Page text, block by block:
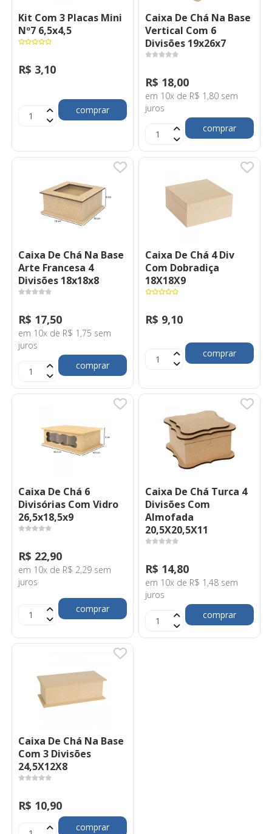
Kit Com 3 Placas Mini
Nº7 6,5x4,5
R$ 3,10
comprar
Caixa De Chá Na Base
Vertical Com 6
Divisões 19x26x7
R$ 18,00
em 10x de R$ 1,80 sem
juros
comprar
Caixa De Chá Na Base
Arte Francesa 4
Divisões 18x18x8
R$ 17,50
em 10x de R$ 1,75 sem
juros
comprar
Caixa De Chá 4 Div
Com Dobradiça
18X18X9
R$ 9,10
comprar
Caixa De Chá 6
Divisórias Com Vidro
26,5x18,5x9
R$ 22,90
em 10x de R$ 2,29 sem
juros
comprar
Caixa De Chá Turca 4
Divisões Com
Almofada
20,5X20,5X11
R$ 14,80
em 10x de R$ 1,48 sem
juros
comprar
Caixa De Chá Na Base
Com 3 Divisões
24,5X12X8
R$ 10,90
comprar